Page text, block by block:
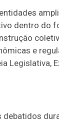
dentro do
e
Legislativa,
debatidos